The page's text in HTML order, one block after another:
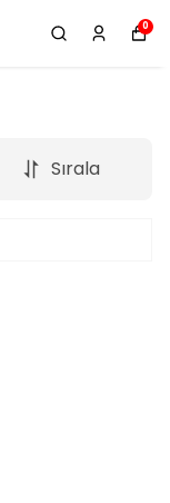
0
Sırala